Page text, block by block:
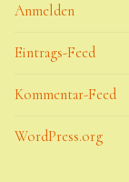
Anmelden
Eintrags-Feed
Kommentar-Feed
WordPress.org